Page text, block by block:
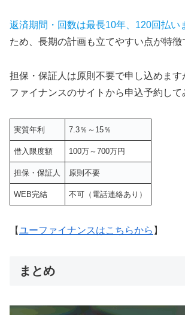
返済期間・回数は最長10年、120回払い
ため、長期の計画も立てやすい点が特徴
担保・保証人は原則不要で申し込めます
ファイナンスのサイトから申込予約して
実質年利 7.3％～15％
借入限度額 100万～700万円
担保・保証人 原則不要
WEB完結 不可（電話連絡あり）
【ユーファイナンスはこちらから 】
まとめ